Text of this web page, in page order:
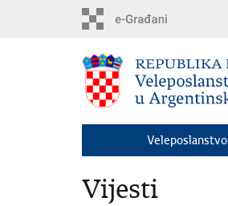
Veleposlanstvo
Vijesti